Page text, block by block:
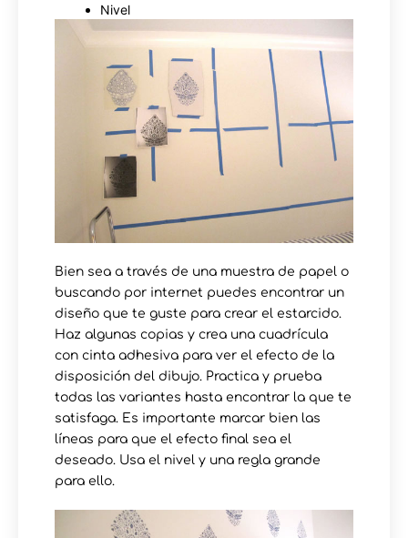
Nivel
Bien sea a través de una muestra de papel o
buscando por internet puedes encontrar un
diseño que te guste para crear el estarcido.
Haz algunas copias y crea una cuadrícula
con cinta adhesiva para ver el efecto de la
disposición del dibujo. Practica y prueba
todas las variantes hasta encontrar la que te
satisfaga. Es importante marcar bien las
líneas para que el efecto final sea el
deseado. Usa el nivel y una regla grande
para ello.